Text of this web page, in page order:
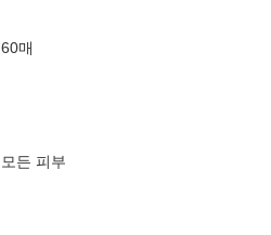
60매
모든 피부